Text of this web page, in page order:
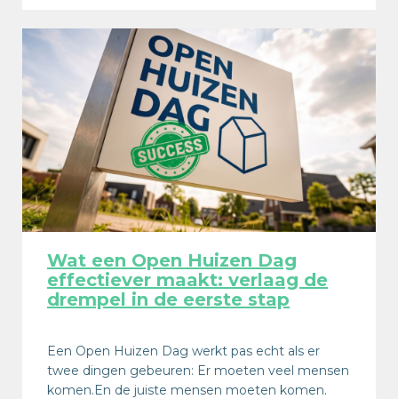
Wat een Open Huizen Dag
effectiever maakt: verlaag de
drempel in de eerste stap
Een Open Huizen Dag werkt pas echt als er
twee dingen gebeuren: Er moeten veel mensen
komen.En de juiste mensen moeten komen.